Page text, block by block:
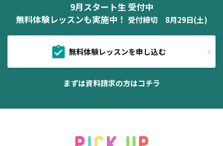
9月スタート生 受付中
無料体験レッスンも実施中！ 受付締切 8月29日(土)
無料体験レッスンを申し込む
まずは資料請求の方はコチラ